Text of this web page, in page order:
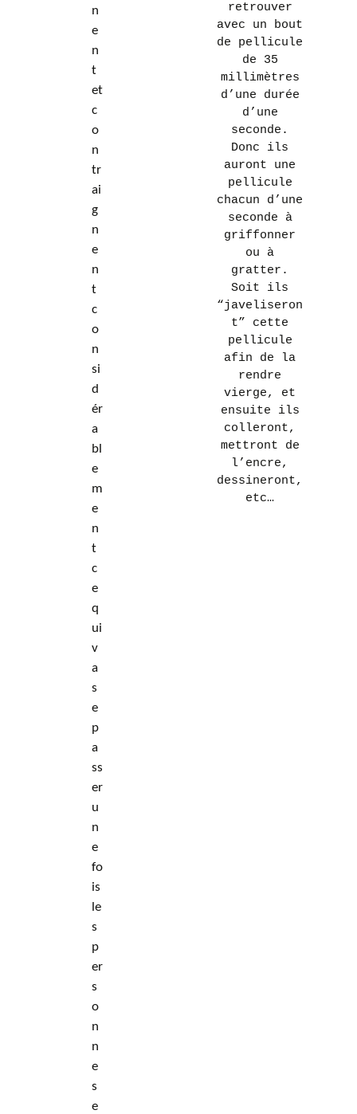
n
e
n
t
et
c
o
n
tr
ai
g
n
e
n
t
c
o
n
si
d
ér
a
bl
e
m
e
n
t
c
e
q
ui
v
a
s
e
p
a
ss
er
u
n
e
fo
is
le
s
p
er
s
o
n
n
e
s
e
retrouver
avec un bout
de pellicule
de 35
millimètres
d’une durée
d’une
seconde.
Donc ils
auront une
pellicule
chacun d’une
seconde à
griffonner
ou à
gratter.
Soit ils
“javeliseron
t” cette
pellicule
afin de la
rendre
vierge, et
ensuite ils
colleront,
mettront de
l’encre,
dessineront,
etc…